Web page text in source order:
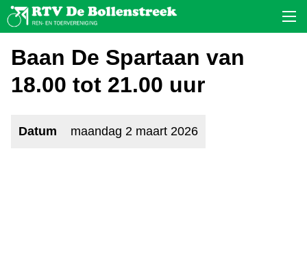
Baan De Spartaan van
18.00 tot 21.00 uur
Datum maandag 2 maart 2026